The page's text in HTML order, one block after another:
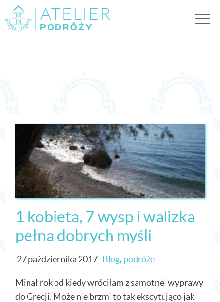
1 kobieta, 7 wysp i walizka
pełna dobrych myśli
27 października 2017 Blog, podróże
Minął rok od kiedy wróciłam z samotnej wyprawy
do Grecji. Może nie brzmi to tak ekscytująco jak